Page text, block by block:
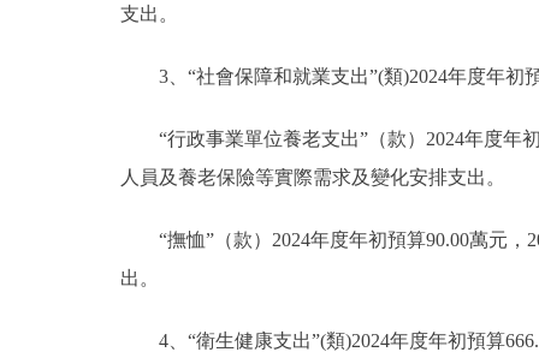
支出。
3、“社會保障和就業支出”(類)2024年度年初
“行政事業單位養老支出”（款）2024年度年
人員及養老保險等實際需求及變化安排支出。
“撫恤”（款）2024年度年初預算90.00萬元
出。
4、“衛生健康支出”(類)2024年度年初預算